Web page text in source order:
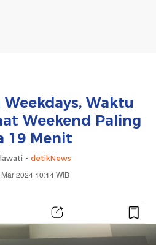
Waktu
Weekend Paling
19 Menit
- detikNews
2024 10:14 WIB